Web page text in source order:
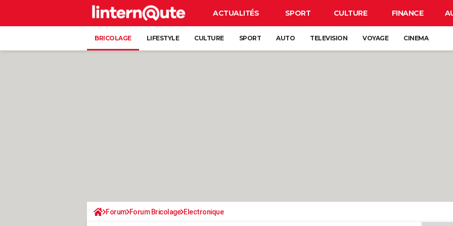
ACTUALITÉS SPORT CULTURE FINANCE
BRICOLAGE LIFESTYLE CULTURE SPORT AUTO TELEVISION VOYAGE CINEMA
Forum Forum Bricolage Electronique